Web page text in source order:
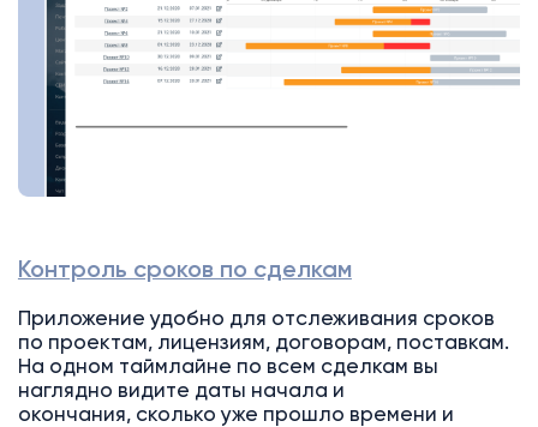
Контроль сроков по сделкам
Приложение удобно для отслеживания сроков
по проектам, лицензиям, договорам, поставкам.
На одном таймлайне по всем сделкам вы
наглядно видите даты начала и
окончания, сколько уже прошло времени и